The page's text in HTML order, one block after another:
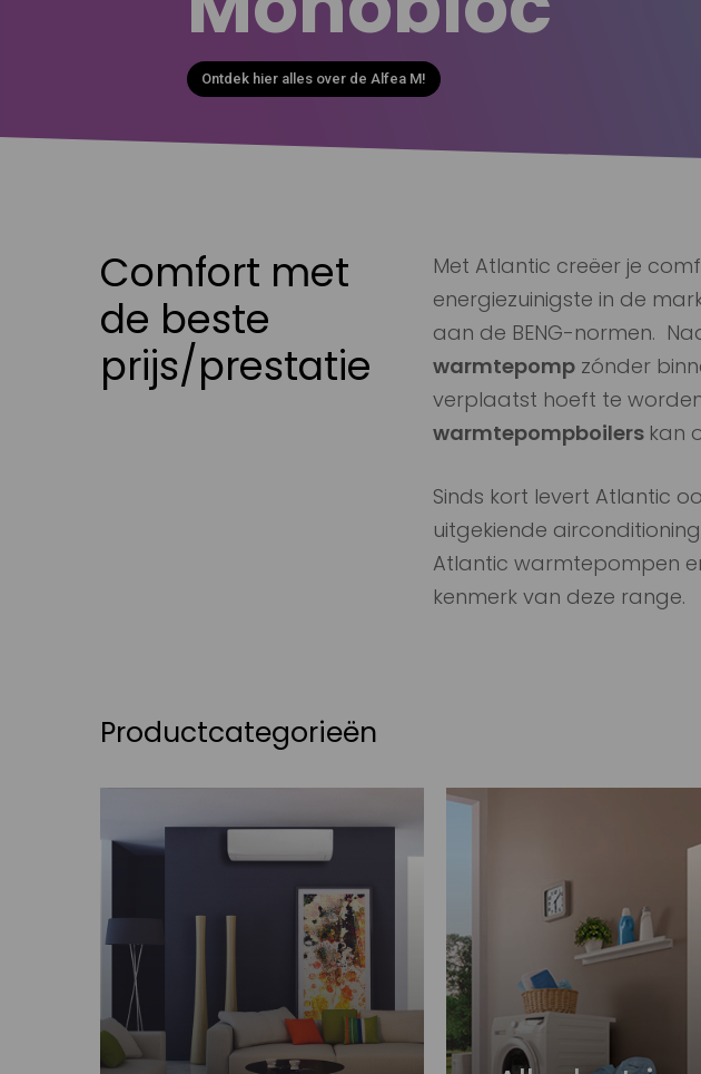
Comfort met
de beste
prijs/prestatie
Met Atlantic creëer je
energiezuinigste in de
aan de BENG-normen.
warmtepompzónder
verplaatst hoeft te
warmtepompboilers kan
Sinds kort levert Atlantic
uitgekiende
Atlantic warmtepompen
kenmerk van deze range.
Productcategorieën